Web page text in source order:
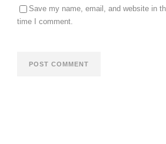
Save my name, email, and website in
time I comment.